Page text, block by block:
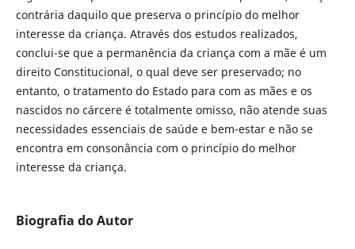
contrária daquilo que preserva o princípio do melhor
interesse da criança. Através dos estudos realizados,
conclui-se que a permanência da criança com a mãe é um
direito Constitucional, o qual deve ser preservado; no
entanto, o tratamento do Estado para com as mães e os
nascidos no cárcere é totalmente omisso, não atende suas
necessidades essenciais de saúde e bem-estar e não se
encontra em consonância com o princípio do melhor
interesse da criança.
Biografia do Autor